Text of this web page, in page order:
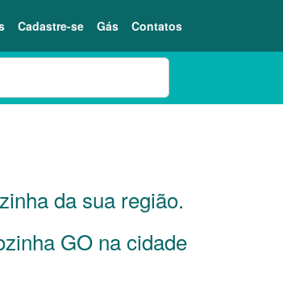
Cadastre-se Gás Contatos
da sua região.
GO na cidade